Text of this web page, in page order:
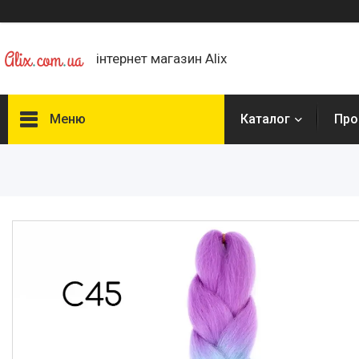
інтернет магазин Alix
Меню Каталог